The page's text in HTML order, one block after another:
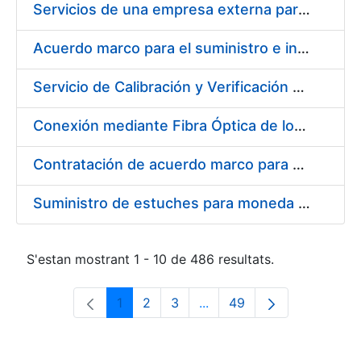
Servicios de una empresa externa para el asesoramiento y resolución de los recursos de alzada que se presentan relacionados con procesos de selección para la FNMT-RCM
Acuerdo marco para el suministro e instalación de persianas, estores y otros complementos
Servicio de Calibración y Verificación Externa de los Equipos de Medición del Servicio de Prevención de la FNMT-RCM
Conexión mediante Fibra Óptica de los Centros de Proceso de Datos (CPDs) de las sedes de la FNMT-RCM de Burgos y Madrid
Contratación de acuerdo marco para el Suministro de Material de Electricidad para la Fábrica Nacional de Moneda y Timbre-Real Casa de la Moneda en su centro de trabajo de Burgos
Suministro de estuches para moneda de 30 €
S'estan mostrant 1 - 10 de 486 resultats.
Pàgina
1 Pàgina
2 Pàgina
3 ...Pàgines intermèdies
Pàgina
49